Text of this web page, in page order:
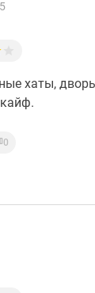
хаты,
0